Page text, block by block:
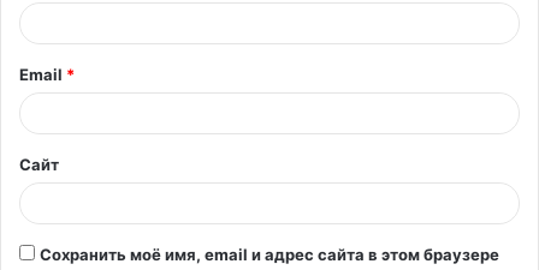
й
*
Email *
Сайт
Сохранить моё имя, email и адрес сайта в этом браузере